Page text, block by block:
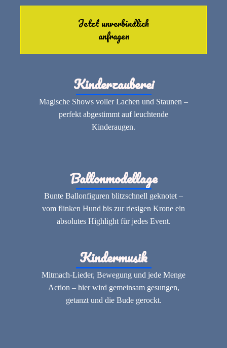
Jetzt unverbindlich
anfragen
Kinderzauberei
Magische Shows voller Lachen und Staunen –
perfekt abgestimmt auf leuchtende
Kinderaugen.
Ballonmodellage
Bunte Ballonfiguren blitzschnell geknotet –
vom flinken Hund bis zur riesigen Krone ein
absolutes Highlight für jedes Event.
Kindermusik
Mitmach-Lieder, Bewegung und jede Menge
Action – hier wird gemeinsam gesungen,
getanzt und die Bude gerockt.